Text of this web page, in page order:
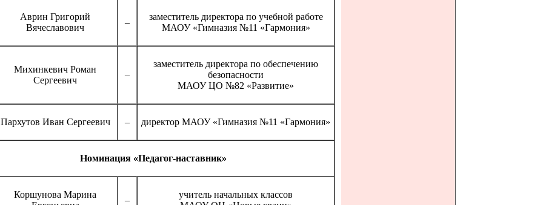
Аврин Григорий
Вячеславович
–
заместитель директора по учебной работе
МАОУ «Гимназия №11 «Гармония»
Михинкевич Роман
Сергеевич
–
заместитель директора по обеспечению
безопасности
МАОУ ЦО №82 «Развитие»
Пархутов Иван Сергеевич – директор МАОУ «Гимназия №11 «Гармония»
Номинация «Педагог-наставник»
Коршунова Марина
–
учитель начальных классов